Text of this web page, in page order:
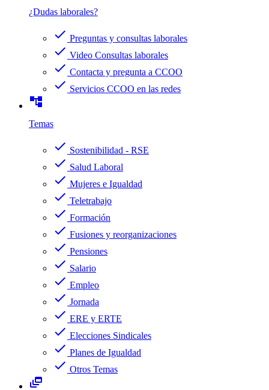
¿Dudas laborales?
check Preguntas y consultas laborales
check Video Consultas laborales
check Contacta y pregunta a CCOO
check Servicios CCOO en las redes
account_tree
Temas
check Sostenibilidad - RSE
check Salud Laboral
check Mujeres e Igualdad
check Teletrabajo
check Formación
check Fusiones y reorganizaciones
check Pensiones
check Salario
check Empleo
check Jornada
check ERE y ERTE
check Elecciones Sindicales
check Planes de Igualdad
check Otros Temas
dynamic_feed